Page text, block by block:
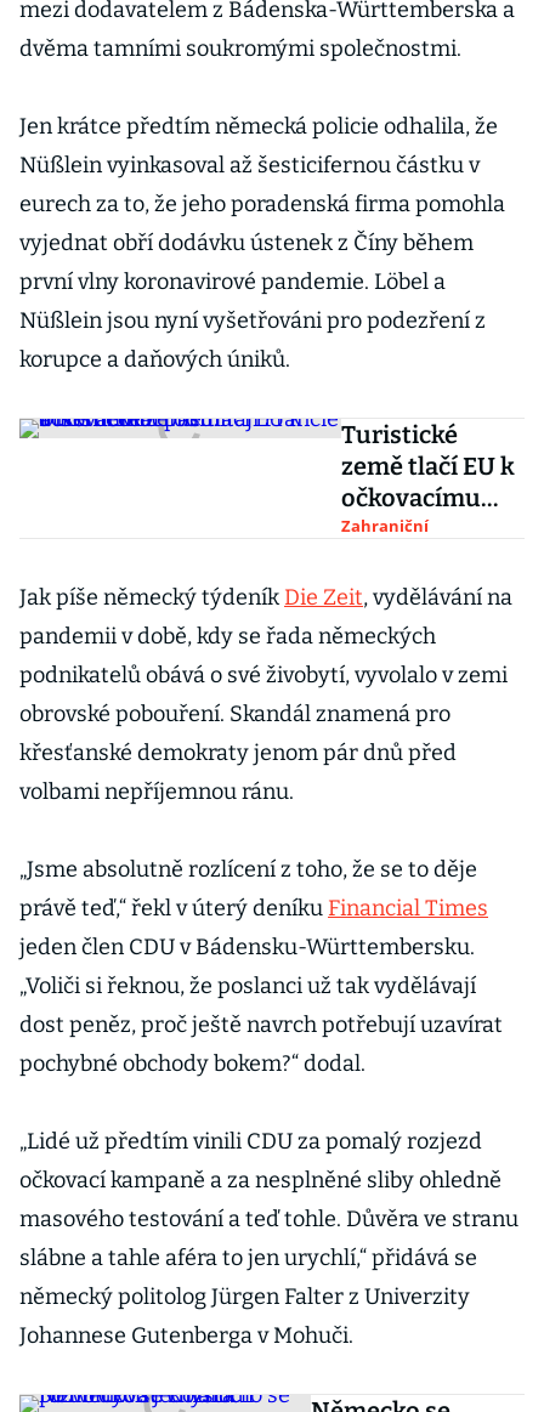
mezi dodavatelem z Bádenska-Württemberska a
dvěma tamními soukromými společnostmi.
Jen krátce předtím německá policie odhalila, že
Nüßlein vyinkasoval až šesticifernou částku v
eurech za to, že jeho poradenská firma pomohla
vyjednat obří dodávku ústenek z Číny během
první vlny koronavirové pandemie. Löbel a
Nüßlein jsou nyní vyšetřováni pro podezření z
korupce a daňových úniků.
Turistické
země tlačí EU k
očkovacímu
pasu.
odmítají
Francie a
Německo
Zahraniční
Jak píše německý týdeník Die Zeit, vydělávání na
pandemii v době, kdy se řada německých
podnikatelů obává o své živobytí, vyvolalo v zemi
obrovské pobouření. Skandál znamená pro
křesťanské demokraty jenom pár dnů před
volbami nepříjemnou ránu.
„Jsme absolutně rozlícení z toho, že se to děje
právě teď,“ řekl v úterý deníku Financial Times
jeden člen CDU v Bádensku-Württembersku.
„Voliči si řeknou, že poslanci už tak vydělávají
dost peněz, proč ještě navrch potřebují uzavírat
pochybné obchody bokem?“ dodal.
„Lidé už předtím vinili CDU za pomalý rozjezd
očkovací kampaně a za nesplněné sliby ohledně
masového testování a teď tohle. Důvěra ve stranu
slábne a tahle aféra to jen urychlí,“ přidává se
německý politolog Jürgen Falter z Univerzity
Johannese Gutenberga v Mohuči.